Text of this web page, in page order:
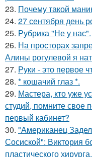
23. Почему такой
24. 27 сентября день
25. Рубрика "Не у нас".
26. На просторах
Алины рогулевой я
27. Руки - это первое
28. * кошачий глаз *.
29. Мастера, кто уже
студий, помните свое
первый кабинет?
30. "Американец
Сосиской": Виктория
пластического хирурга.